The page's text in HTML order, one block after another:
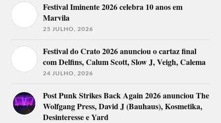
Festival Iminente 2026 celebra 10 anos em
Marvila
25 JULHO, 2026
Festival do Crato 2026 anunciou o cartaz final
com Delfins, Calum Scott, Slow J, Veigh, Calema
24 JULHO, 2026
Post Punk Strikes Back Again 2026 anunciou The
Wolfgang Press, David J (Bauhaus), Kosmetika,
Desinteresse e Yard